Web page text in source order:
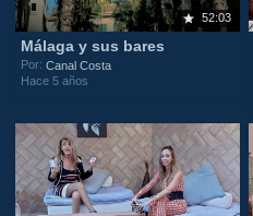
52:03
Málaga y sus bares
Por:Canal Costa
Hace 5 años